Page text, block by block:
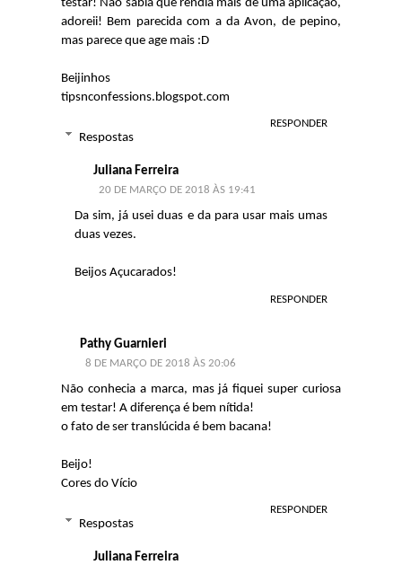
testar! Não sabia que rendia mais de uma aplicação,
adoreii! Bem parecida com a da Avon, de pepino,
mas parece que age mais :D
Beijinhos
tipsnconfessions.blogspot.com
RESPONDER
Respostas
Juliana Ferreira
20 DE MARÇO DE 2018 ÀS 19:41
Da sim, já usei duas e da para usar mais umas
duas vezes.
Beijos Açucarados!
RESPONDER
Pathy Guarnieri
8 DE MARÇO DE 2018 ÀS 20:06
Não conhecia a marca, mas já fiquei super curiosa
em testar! A diferença é bem nítida!
o fato de ser translúcida é bem bacana!
Beijo!
Cores do Vício
RESPONDER
Respostas
Juliana Ferreira